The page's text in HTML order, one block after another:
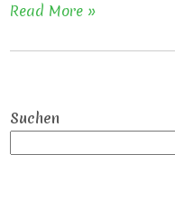
Read More »
Suchen